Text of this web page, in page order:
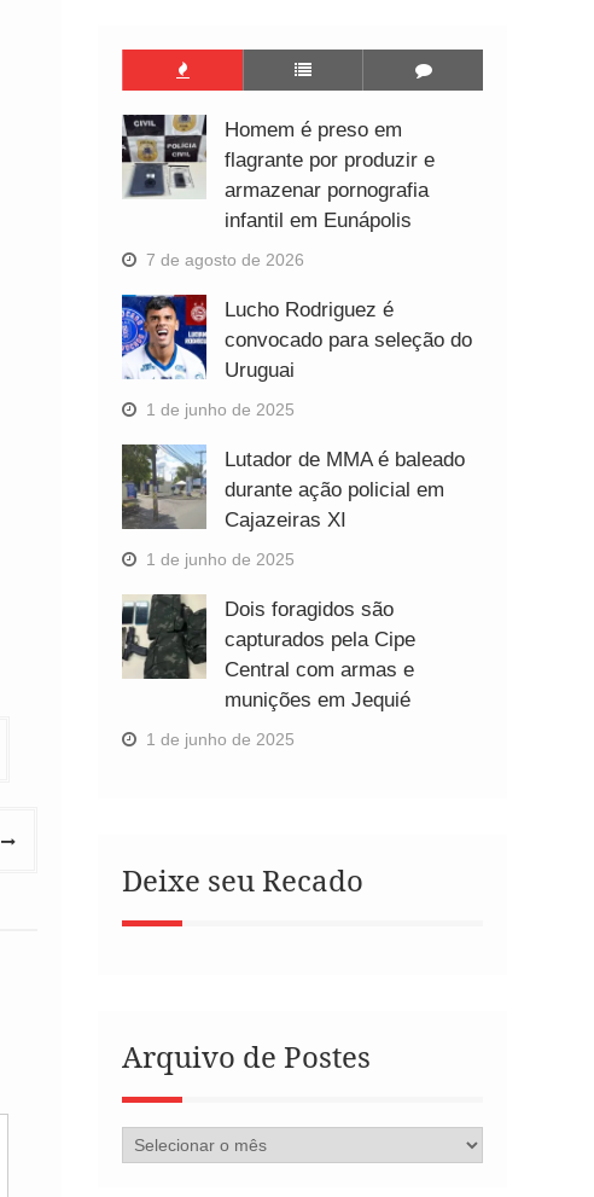
Homem é preso em
flagrante por produzir e
armazenar pornografia
infantil em Eunápolis
7 de agosto de 2026
Lucho Rodriguez é
convocado para seleção do
Uruguai
1 de junho de 2025
Lutador de MMA é baleado
durante ação policial em
Cajazeiras XI
1 de junho de 2025
Dois foragidos são
capturados pela Cipe
Central com armas e
munições em Jequié
1 de junho de 2025
Deixe seu Recado
Arquivo de Postes
Arquivo